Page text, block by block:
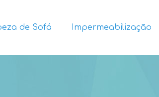
de Sofá Impermeabilização